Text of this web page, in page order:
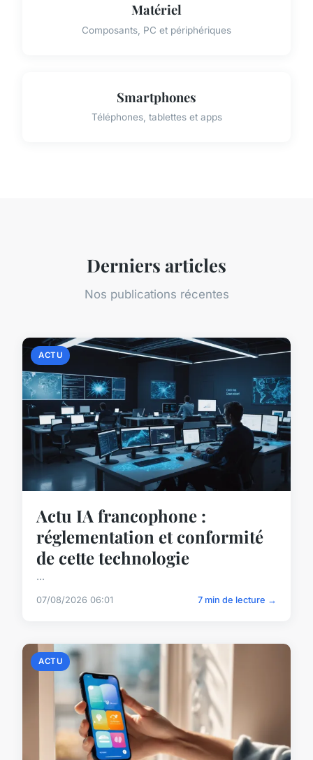
Matériel
Composants, PC et périphériques
Smartphones
Téléphones, tablettes et apps
Derniers articles
Nos publications récentes
ACTU
Actu IA francophone :
réglementation et conformité
de cette technologie
...
07/08/2026 06:01 7 min de lecture →
ACTU